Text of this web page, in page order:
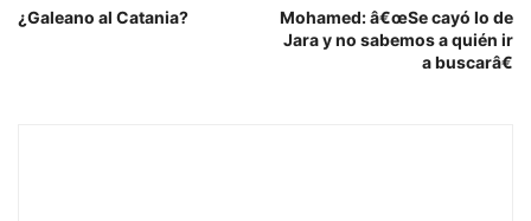
¿Galeano al Catania?
Mohamed: â€œSe cayó lo de
Jara y no sabemos a quién ir
a buscarâ€